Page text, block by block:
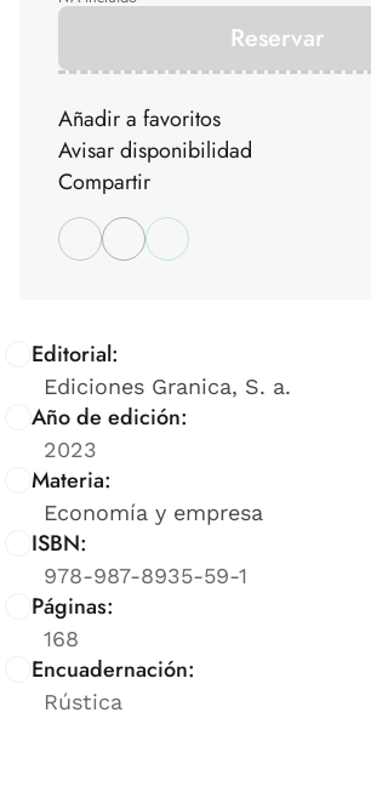
Editorial:
Ediciones Granica, S. a.
Año de edición:
2023
Materia:
Economía y empresa
ISBN:
978-987-8935-59-1
Páginas:
168
Encuadernación:
Rústica
Reservar
Añadir a favoritos
Avisar disponibilidad
Compartir